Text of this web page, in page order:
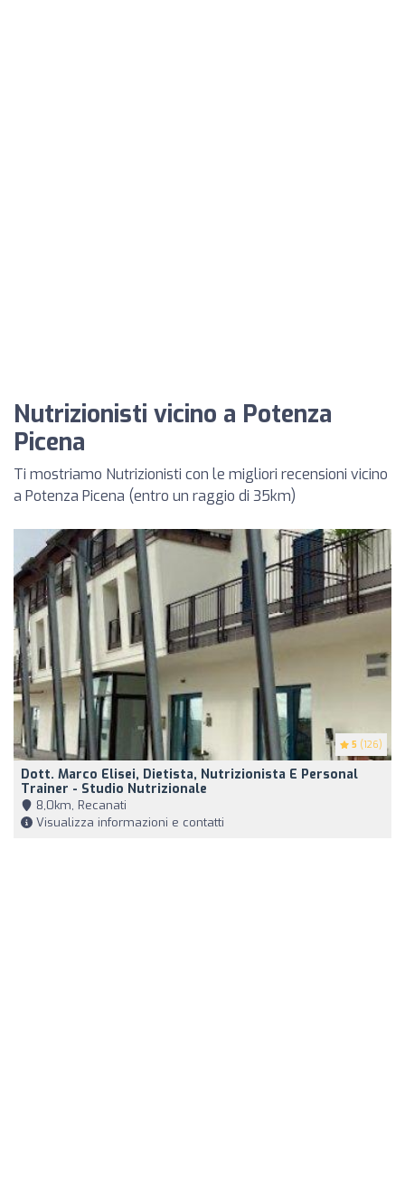
Nutrizionisti vicino a Potenza
Picena
Ti mostriamo Nutrizionisti con le migliori recensioni vicino
a Potenza Picena (entro un raggio di 35km)
5 (126)
Dott. Marco Elisei, Dietista, Nutrizionista E Personal
Trainer - Studio Nutrizionale
8,0km, Recanati
Visualizza informazioni e contatti